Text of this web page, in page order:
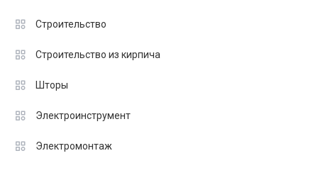
Строительство
Строительство из кирпича
Шторы
Электроинструмент
Электромонтаж